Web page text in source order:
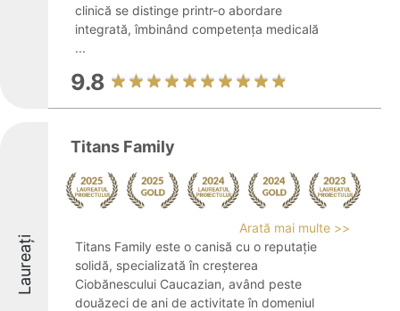
clinică se distinge printr-o abordare
integrată, îmbinând competența medicală
...
9.8
Laureați
Titans Family
Arată mai multe >>
Titans Family este o canisă cu o reputație
solidă, specializată în creșterea
Ciobănescului Caucazian, având peste
douăzeci de ani de activitate în domeniul